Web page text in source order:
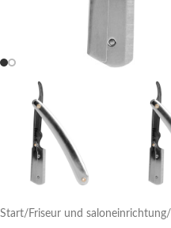
Start/ Friseur und saloneinrichtung/